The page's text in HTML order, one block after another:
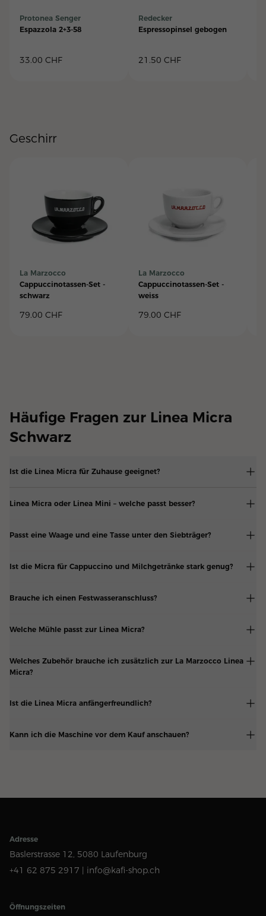
Protonea Senger
Espazzola 2+3-58
33.00 CHF
Redecker
Espressopinsel gebogen
21.50 CHF
Geschirr
La Marzocco
Cappuccinotassen-Set -
schwarz
79.00 CHF
La Marzocco
Cappuccinotassen-Set -
weiss
79.00 CHF
Häufige Fragen zur Linea Micra
Schwarz
Ist die Linea Micra für Zuhause geeignet?
Linea Micra oder Linea Mini – welche passt besser?
Passt eine Waage und eine Tasse unter den Siebträger?
Ist die Micra für Cappuccino und Milchgetränke stark genug?
Brauche ich einen Festwasseranschluss?
Welche Mühle passt zur Linea Micra?
Welches Zubehör brauche ich zusätzlich zur La Marzocco Linea
Micra?
Ist die Linea Micra anfängerfreundlich?
Kann ich die Maschine vor dem Kauf anschauen?
Adresse
Baslerstrasse 12, 5080 Laufenburg
+41 62 875 2917 | info@kafi-shop.ch
Öffnungszeiten